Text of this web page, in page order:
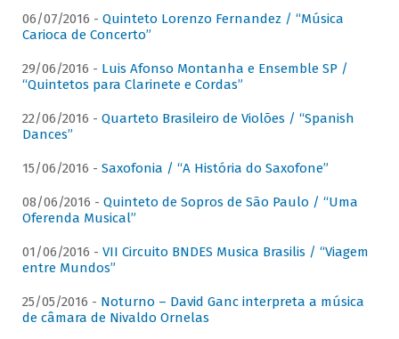
06/07/2016 - Quinteto Lorenzo Fernandez / “Música
Carioca de Concerto”
29/06/2016 - Luis Afonso Montanha e Ensemble SP /
“Quintetos para Clarinete e Cordas”
22/06/2016 - Quarteto Brasileiro de Violões / “Spanish
Dances”
15/06/2016 - Saxofonia / “A História do Saxofone”
08/06/2016 - Quinteto de Sopros de São Paulo / “Uma
Oferenda Musical”
01/06/2016 - VII Circuito BNDES Musica Brasilis / “Viagem
entre Mundos”
25/05/2016 - Noturno – David Ganc interpreta a música
de câmara de Nivaldo Ornelas